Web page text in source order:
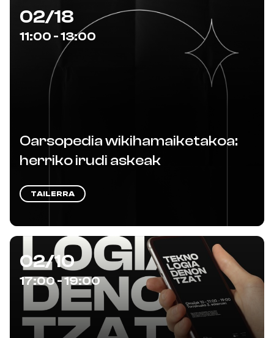
02/18
11:00 - 13:00
Oarsopedia wikihamaiketakoa:
herriko irudi askeak
TAILERRA
02/10
17:00 - 19:00